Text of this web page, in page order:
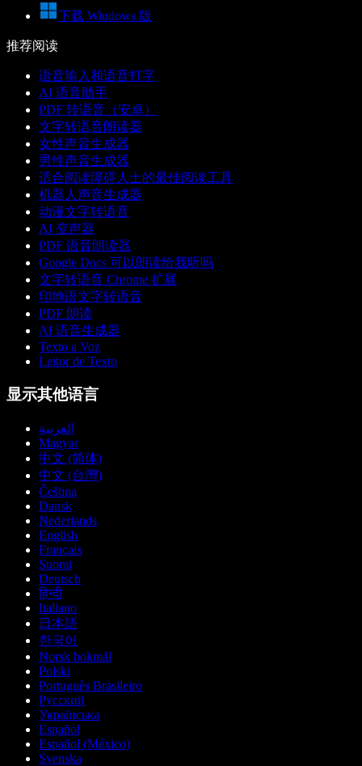
下载 Windows 版
推荐阅读
语音输入和语音打字
AI 语音助手
PDF 转语音（安卓）
文字转语音朗读器
女性声音生成器
男性声音生成器
适合阅读障碍人士的最佳阅读工具
机器人声音生成器
动漫文字转语音
AI 变声器
PDF 语音朗读器
Google Docs 可以朗读给我听吗
文字转语音 Chrome 扩展
印地语文字转语音
PDF 朗读
AI 语音生成器
Texto a Voz
Leitor de Texto
显示其他语言
العربية
Magyar
中文 (简体)
中文 (台灣)
Čeština
Dansk
Nederlands
English
Français
Suomi
Deutsch
हिन्दी
Italiano
日本語
한국어
Norsk bokmål
Polski
Português Brasileiro
Русский
Українська
Español
Español (México)
Svenska